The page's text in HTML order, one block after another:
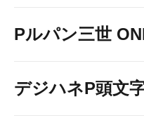
Pルパン三世
デジハネP頭文